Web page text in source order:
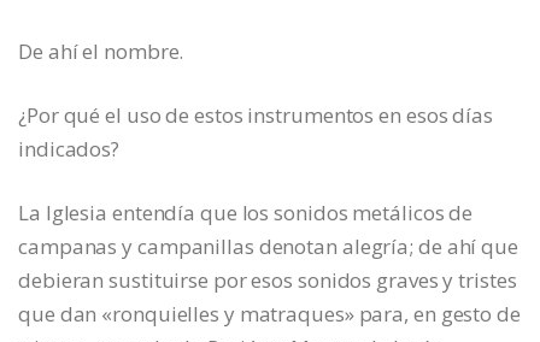
De ahí el nombre.
¿Por qué el uso de estos instrumentos en esos días
indicados?
La Iglesia entendía que los sonidos metálicos de
campanas y campanillas denotan alegría; de ahí que
debieran sustituirse por esos sonidos graves y tristes
que dan «ronquielles y matraques» para, en gesto de